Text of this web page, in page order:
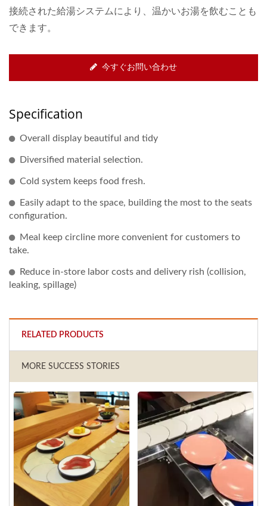
接続された給湯システムにより、温かいお湯を飲むことも
できます。
今すぐお問い合わせ
Specification
Overall display beautiful and tidy
Diversified material selection.
Cold system keeps food fresh.
Easily adapt to the space, building the most to the seats
configuration.
Meal keep circline more convenient for customers to
take.
Reduce in-store labor costs and delivery rish (collision,
leaking, spillage)
RELATED PRODUCTS
MORE SUCCESS STORIES